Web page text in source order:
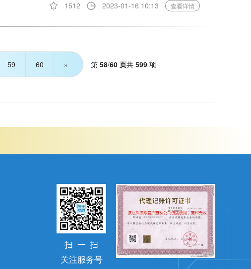
1512 2023-01-16 10:13 查看详情
59 60 » 第 58/60 页共 599项
扫 一 扫
关注服务号